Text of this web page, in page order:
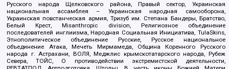
Русского народа Щелковского района, Правый сектор, Украинская
национальная ассамблея – Украинская народная самооборона,
Украинская повстанческая армия, Тризуб им. Степана Бандеры, Братство,
Белый Крест, Misanthropic division, Религиозное объединение
последователей инглиизма, Народная Социальная Инициатива, TulaSkins,
Этнополитическое объединение Русские, Русское национальное
объединение Атака, Мечеть Мирмамеда, Община Коренного Русского
народа г. Астрахани, ВОЛЯ, Меджлис крымскотатарского народа, Рубеж
Севера, ТОЙС, О противодействии экстремистской деятельности,